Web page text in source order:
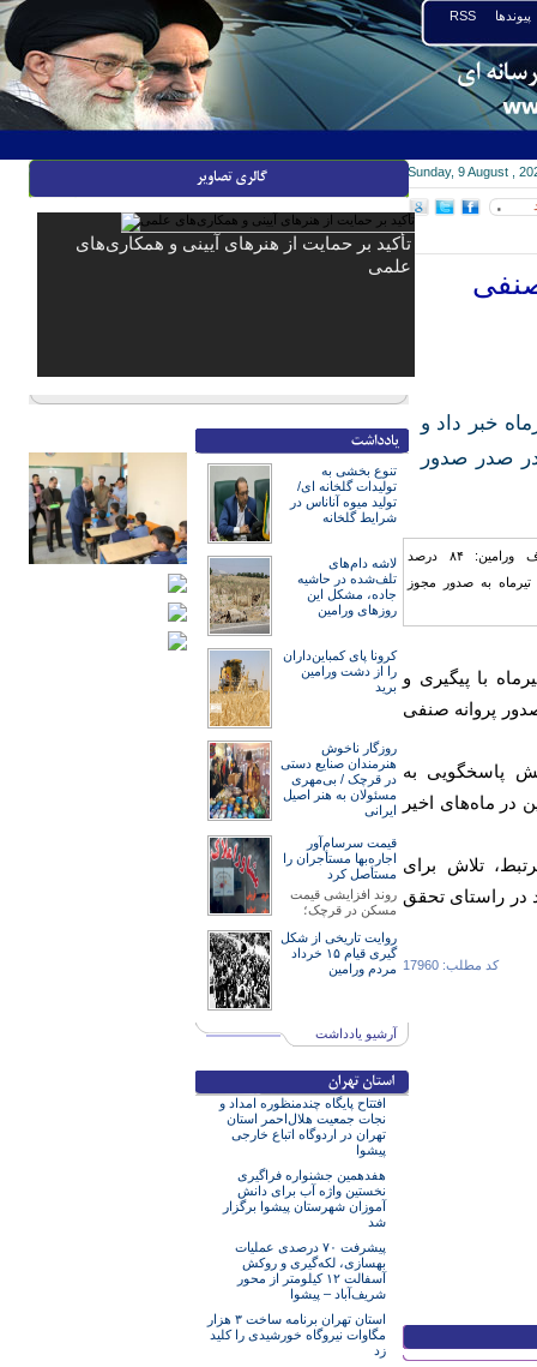
RSS پیوندها
Sunday, 9 August ,
۰
صنفی
در تیرماه خبر داد و
در صدر صدور
در تیرماه با پیگیری و
پروانه صنفی
پاسخگویی به
در ماه‌های اخیر
تلاش برای
در راستای تحقق
کد مطلب: 17960
تأکید بر حمایت از هنرهای آیینی و همکاری‌های
علمی
تنوع بخشی به
تولیدات گلخانه ای/
تولید میوه آناناس در
شرایط گلخانه
لاشه دام‌های
تلف‌شده در حاشیه
جاده، مشکل این
روزهای ورامین
کرونا پای کمباین‌داران
را از دشت ورامین
برید
روزگار ناخوش
هنرمند‌‌‌ان صنایع دستی
در قرچک / ‌بی‌مهری
مسئولان‌ به هنر اصیل
ایرانی
قیمت سرسام‌آور
اجاره‌بها مستأجران را
مستأصل کرد
روند افزایشی قیمت
مسکن در قرچک؛
روایت تاریخی از شکل
گیری قیام ۱۵ خرداد
مردم ورامین
آرشیو یادداشت
افتتاح پایگاه چندمنظوره امداد و
نجات جمعیت هلال‌احمر استان
تهران در اردوگاه اتباع خارجی
پیشوا
هفدهمین جشنواره فراگیری
نخستین واژه آب برای دانش
آموزان شهرستان پیشوا برگزار
شد
پیشرفت ۷۰ درصدی عملیات
بهسازی، لکه‌گیری و روکش
آسفالت ۱۲ کیلومتر از محور
شریف‌آباد – پیشوا
استان تهران برنامه ساخت ۳ هزار
مگاوات نیروگاه خورشیدی را کلید
زد